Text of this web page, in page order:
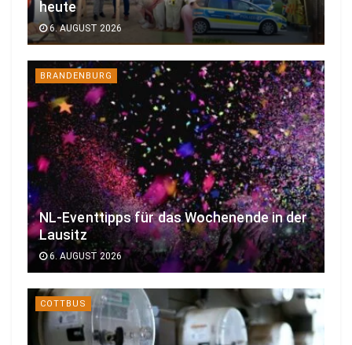
heute
6. AUGUST 2026
BRANDENBURG
NL-Eventtipps für das Wochenende in der
Lausitz
6. AUGUST 2026
COTTBUS